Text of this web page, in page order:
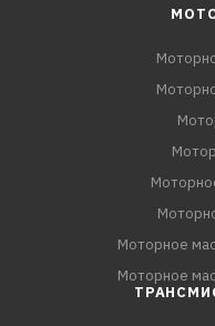
Моторное
Моторное